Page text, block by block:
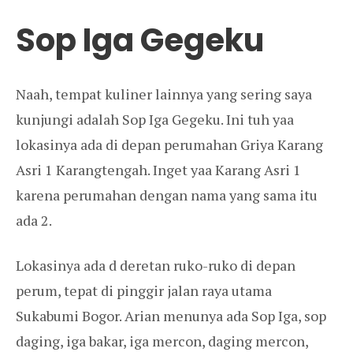
Sop Iga Gegeku
Naah, tempat kuliner lainnya yang sering saya
kunjungi adalah Sop Iga Gegeku. Ini tuh yaa
lokasinya ada di depan perumahan Griya Karang
Asri 1 Karangtengah. Inget yaa Karang Asri 1
karena perumahan dengan nama yang sama itu
ada 2.
Lokasinya ada d deretan ruko-ruko di depan
perum, tepat di pinggir jalan raya utama
Sukabumi Bogor. Arian menunya ada Sop Iga, sop
daging, iga bakar, iga mercon, daging mercon,